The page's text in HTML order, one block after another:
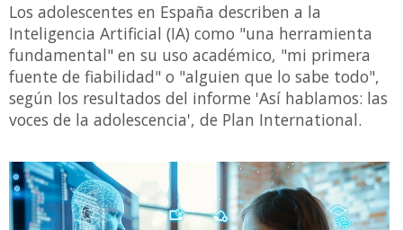
Los adolescentes en España describen a la
Inteligencia Artificial (IA) como "una herramienta
fundamental" en su uso académico, "mi primera
fuente de fiabilidad" o "alguien que lo sabe todo",
según los resultados del informe 'Así hablamos: las
voces de la adolescencia', de Plan International.